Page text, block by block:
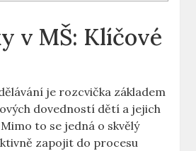
v MŠ: Klíčové
je rozcvička základem
dovedností dětí a jejich
to se jedná o skvělý
zapojit do procesu